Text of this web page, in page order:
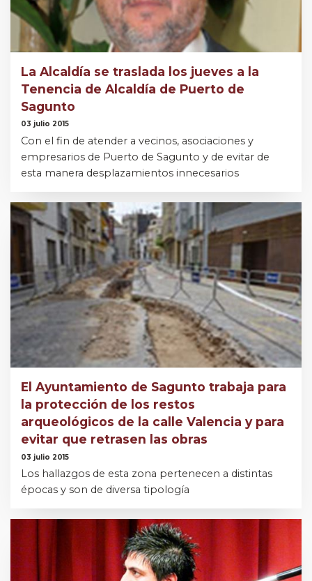
La Alcaldía se traslada los jueves a la
Tenencia de Alcaldía de Puerto de
Sagunto
03 julio 2015
Con el fin de atender a vecinos, asociaciones y
empresarios de Puerto de Sagunto y de evitar de
esta manera desplazamientos innecesarios
El Ayuntamiento de Sagunto trabaja para
la protección de los restos
arqueológicos de la calle Valencia y para
evitar que retrasen las obras
03 julio 2015
Los hallazgos de esta zona pertenecen a distintas
épocas y son de diversa tipología